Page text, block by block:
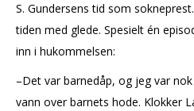
S. Gundersens tid som
tiden med glede. Spesielt én
inn i hukommelsen:
–Det var barnedåp, og jeg var
vann over barnets hode. Klokker